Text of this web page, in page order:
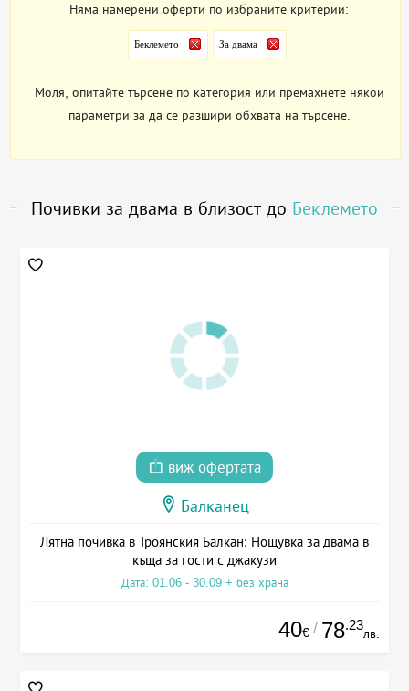
Няма намерени оферти по избраните критерии:
Беклемето За двама
Моля, опитайте търсене по категория или премахнете някои
параметри за да се разшири обхвата на търсене.
Почивки за двама в близост до Беклемето
виж офертата
Балканец
Лятна почивка в Троянския Балкан: Нощувка за двама в
къща за гости с джакузи
Дата: 01.06 - 30.09 + без храна
40€ / 78.23
лв.